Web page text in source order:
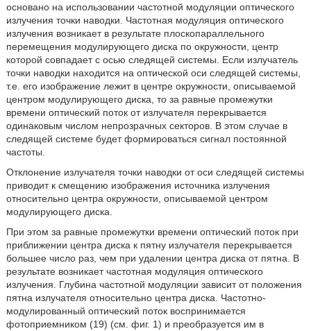
основано на использовании частотной модуляции оптического
излучения точки наводки. Частотная модуляция оптического
излучения возникает в результате плоскопараллельного
перемещения модулирующего диска по окружности, центр
которой совпадает с осью следящей системы. Если излучатель
точки наводки находится на оптической оси следящей системы,
т.е. его изображение лежит в центре окружности, описываемой
центром модулирующего диска, то за равные промежутки
времени оптический поток от излучателя перекрывается
одинаковым числом непрозрачных секторов. В этом случае в
следящей системе будет формироваться сигнал постоянной
частоты.
Отклонение излучателя точки наводки от оси следящей системы
приводит к смещению изображения источника излучения
относительно центра окружности, описываемой центром
модулирующего диска.
При этом за равные промежутки времени оптический поток при
приближении центра диска к пятну излучателя перекрывается
большее число раз, чем при удалении центра диска от пятна. В
результате возникает частотная модуляция оптического
излучения. Глубина частотной модуляции зависит от положения
пятна излучателя относительно центра диска. Частотно-
модулированный оптический поток воспринимается
фотоприемником (19) (см. фиг. 1) и преобразуется им в